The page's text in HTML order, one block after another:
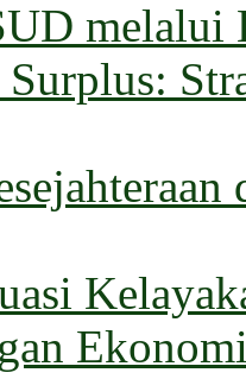
melalui